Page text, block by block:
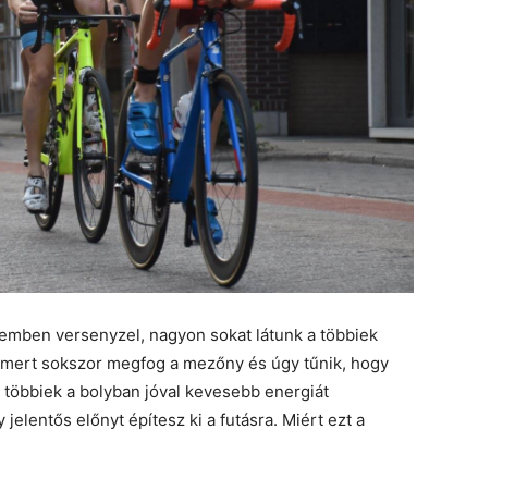
versenyzel, nagyon sokat látunk a többiek
sokszor megfog a mezőny és úgy tűnik, hogy
a bolyban jóval kevesebb energiát
előnyt építesz ki a futásra. Miért ezt a